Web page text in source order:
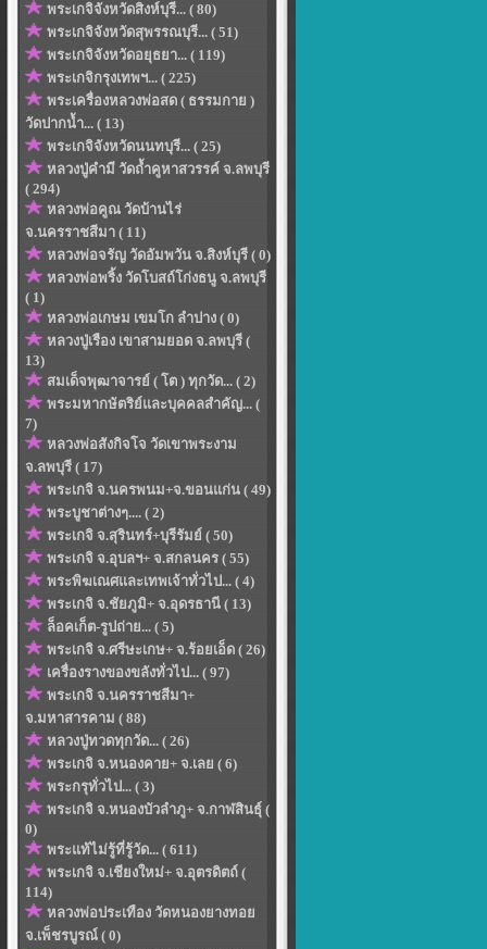
พระเกจิจังหวัดสิงห์บุรี... ( 80)
พระเกจิจังหวัดสุพรรณบุรี... ( 51)
พระเกจิจังหวัดอยุธยา... ( 119)
พระเกจิกรุงเทพฯ... ( 225)
พระเครื่องหลวงพ่อสด ( ธรรมกาย )
วัดปากน้ำ... ( 13)
พระเกจิจังหวัดนนทบุรี... ( 25)
หลวงปู่คำมี วัดถ้ำคูหาสวรรค์ จ.ลพบุรี
( 294)
หลวงพ่อคูณ วัดบ้านไร่
จ.นครราชสีมา ( 11)
หลวงพ่อจรัญ วัดอัมพวัน จ.สิงห์บุรี ( 0)
หลวงพ่อพริ้ง วัดโบสถ์โก่งธนู จ.ลพบุรี
( 1)
หลวงพ่อเกษม เขมโก ลำปาง ( 0)
หลวงปู่เรือง เขาสามยอด จ.ลพบุรี (
13)
สมเด็จพุฒาจารย์ ( โต ) ทุกวัด... ( 2)
พระมหากษัตริย์และบุคคลสำคัญ... (
7)
หลวงพ่อสังกิจโจ วัดเขาพระงาม
จ.ลพบุรี ( 17)
พระเกจิ จ.นครพนม+จ.ขอนแก่น ( 49)
พระบูชาต่างๆ.... ( 2)
พระเกจิ จ.สุรินทร์+บุรีรัมย์ ( 50)
พระเกจิ จ.อุบลฯ+ จ.สกลนคร ( 55)
พระพิฆเณศและเทพเจ้าทั่วไป... ( 4)
พระเกจิ จ.ชัยภูมิ+ จ.อุดรธานี ( 13)
ล็อคเก็ต-รูปถ่าย... ( 5)
พระเกจิ จ.ศรีษะเกษ+ จ.ร้อยเอ็ด ( 26)
เครื่องรางของขลังทั่วไป... ( 97)
พระเกจิ จ.นครราชสีมา+
จ.มหาสารคาม ( 88)
หลวงปู่ทวดทุกวัด... ( 26)
พระเกจิ จ.หนองคาย+ จ.เลย ( 6)
พระกรุทั่วไป... ( 3)
พระเกจิ จ.หนองบัวลำภู+ จ.กาฬสินธุ์ (
0)
พระแท้ไม่รู้ที่รู้วัด... ( 611)
พระเกจิ จ.เชียงใหม่+ จ.อุตรดิตถ์ (
114)
หลวงพ่อประเทือง วัดหนองยางทอย
จ.เพ็ชรบูรณ์ ( 0)